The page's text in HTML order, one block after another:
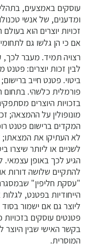
עוסקים באמצעים,
ומדענים, של אנשי
זכויות יוצרים הוא
אם כי הן גלשו גם
רצויה תמיד. מעבר לכך,
לבין זכות יוצרים:
ביטוי. פטנט חייב
פורמלית כלשהי. בתחום
בזכויות היוצרים
מונופולין על ההמצאה;
המקדים ברישום פטנט
לא העתיקו את המצאתו;
לשניים או ליותר שיצרו
הגיע לכך באופן עצמאי.
להתקיים שלושה דורות
"עסקת חליפין"
הייחודיות בפטנט,
ליוצר גם אם ישמור
פטנטים עוסקים בזכויות
בקשר האישי שבין היוצר
המוסרית.